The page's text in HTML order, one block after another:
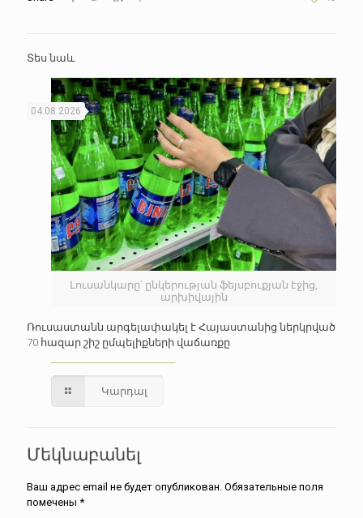
Տես նաև
Լուսանկարը՝ ընկերության ֆեյսբուքյան էջից,
արխիվային
04.08.2026
Ռուսաստանն արգելափակել է Հայաստանից ներկրված
70 հազար շիշ ըմպելիքների վաճառքը
Կարդալ
Մեկնաբանել
Ваш адрес email не будет опубликован. Обязательные поля
помечены *